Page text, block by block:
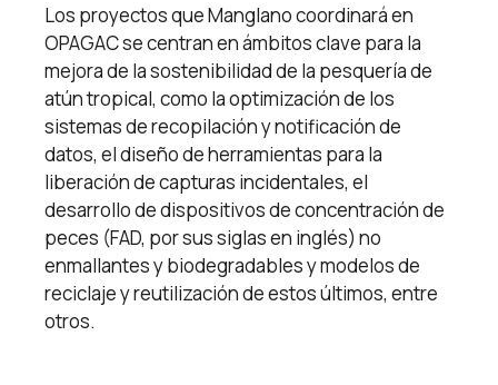
Los proyectos que Manglano coordinará en
OPAGAC se centran en ámbitos clave para la
mejora de la sostenibilidad de la pesquería de
atún tropical, como la optimización de los
sistemas de recopilación y notificación de
datos, el diseño de herramientas para la
liberación de capturas incidentales, el
desarrollo de dispositivos de concentración de
peces (FAD, por sus siglas en inglés) no
enmallantes y biodegradables y modelos de
reciclaje y reutilización de estos últimos, entre
otros.